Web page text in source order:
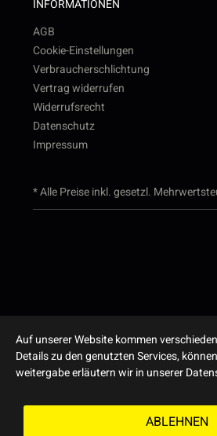
INFORMATIONEN
AGB
Cookie-Einstellungen
Verbraucherschlichtung
Vertrag widerrufen
Widerrufsrecht
Datenschutz
Impressum
* Alle Preise inkl. gesetzl.
Auf unserer Website kommen
Details zu den genutzten Services,
weitergabe erläutern wir in unserer
ABLEHNEN